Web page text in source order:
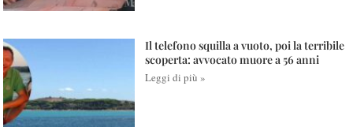
Il telefono squilla a vuoto, poi la terribile
scoperta: avvocato muore a 56 anni
Leggi di più »